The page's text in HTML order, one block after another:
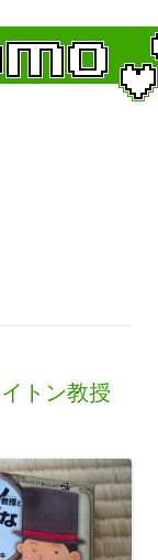
トン教授